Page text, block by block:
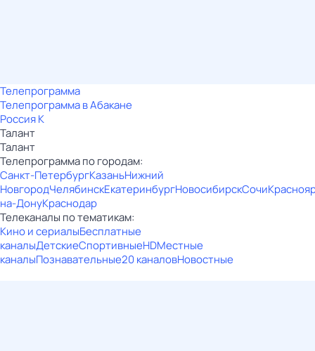
Телепрограмма
Телепрограмма в Абакане
Россия К
Талант
Талант
Телепрограмма по городам:
Санкт-ПетербургКазаньНижний
НовгородЧелябинскЕкатеринбургНовосибирскСочи
на-ДонуКраснодар
Телеканалы по тематикам:
Кино и сериалыБесплатные
каналыДетскиеСпортивныеHDМестные
каналыПознавательные20 каналовНовостные